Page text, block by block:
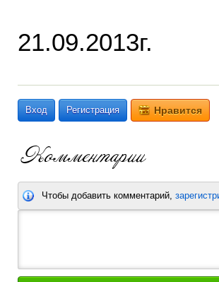
21.09.2013г.
Вход Регистрация Нравится
Чтобы добавить комментарий,